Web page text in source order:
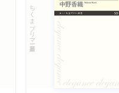
ちくまプリマー新書